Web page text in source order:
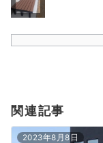
関連記事
2023年8月8日